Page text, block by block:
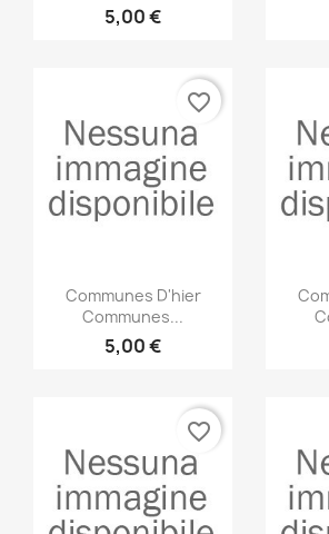
5,00 €
Anteprima
Communes D'hier
Communes...
5,00 €
favorite_border
favorite_border